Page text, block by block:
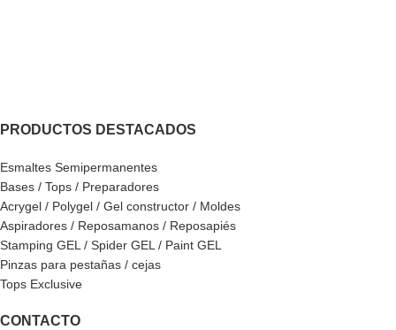
PRODUCTOS DESTACADOS
Esmaltes Semipermanentes
Bases / Tops / Preparadores
Acrygel / Polygel / Gel constructor / Moldes
Aspiradores / Reposamanos / Reposapiés
Stamping GEL / Spider GEL / Paint GEL
Pinzas para pestañas / cejas
Tops Exclusive
CONTACTO